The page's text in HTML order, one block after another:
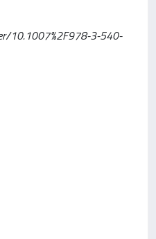
10.1007%2F978-3-540-